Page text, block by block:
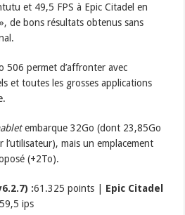
et 49,5 FPS à Epic Citadel en
de bons résultats obtenus sans
506 permet d’affronter avec
et toutes les grosses applications
embarque 32Go (dont 23,85Go
mais un emplacement
(+2To).
:61.325 points | Epic Citadel
59,5 ips